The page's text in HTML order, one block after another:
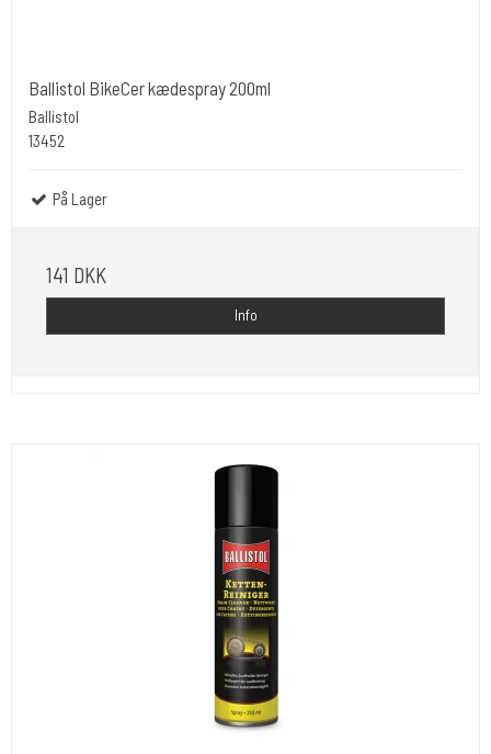
Ballistol BikeCer kædespray 200ml
Ballistol
13452
På Lager
141 DKK
Info